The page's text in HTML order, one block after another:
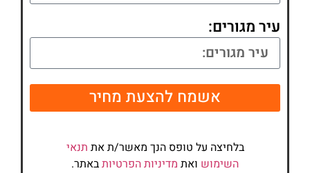
עיר מגורים:
אשמח להצעת מחיר
בלחיצה על טופס הנך מאשר/ת אתתנאי
השימושואתמדיניות הפרטיותבאתר.